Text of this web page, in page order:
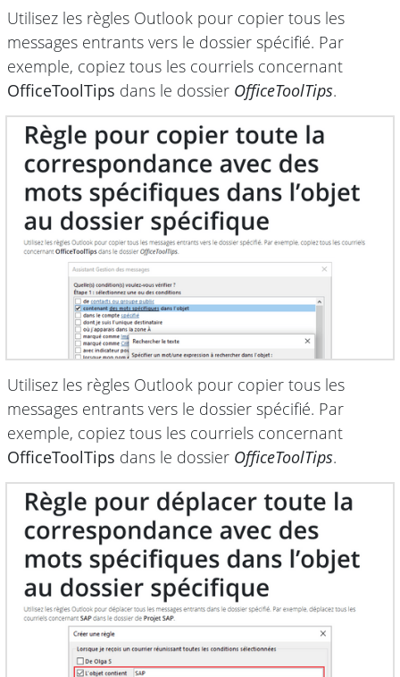
Utilisez les règles Outlook pour copier tous les
messages entrants vers le dossier spécifié. Par
exemple, copiez tous les courriels concernant
OfficeToolTips dans le dossier OfficeToolTips.
Utilisez les règles Outlook pour copier tous les
messages entrants vers le dossier spécifié. Par
exemple, copiez tous les courriels concernant
OfficeToolTips dans le dossier OfficeToolTips.